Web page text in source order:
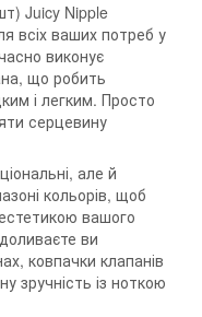
Juicy Nipple
всіх ваших потреб у
виконує
що робить
і легким. Просто
серцевину
але й
кольорів, щоб
вашого
ви
ковпачки клапанів
зручність із ноткою